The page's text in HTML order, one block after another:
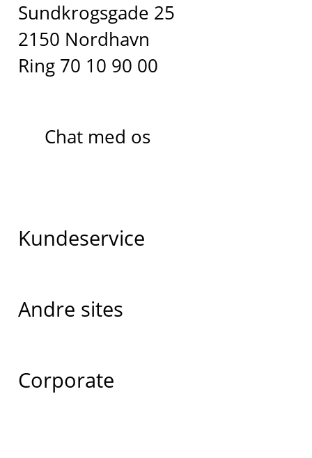
Sundkrogsgade 25
2150 Nordhavn
Ring 70 10 90 00
Chat med os
Kundeservice
Andre sites
Corporate